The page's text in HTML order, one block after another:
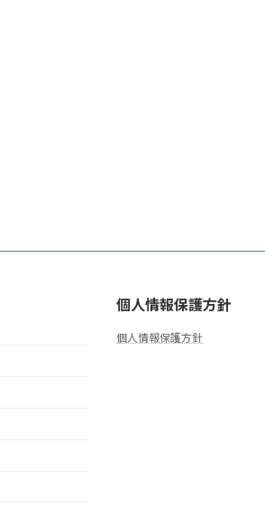
個人情報保護方針
個人情報保護方針